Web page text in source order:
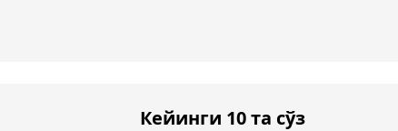
Кейинги 10 та сўз